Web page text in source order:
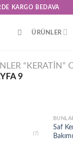
KARGO BEDAVA
ÜRÜNLER
“KERATIN”
9
(7)
Saf